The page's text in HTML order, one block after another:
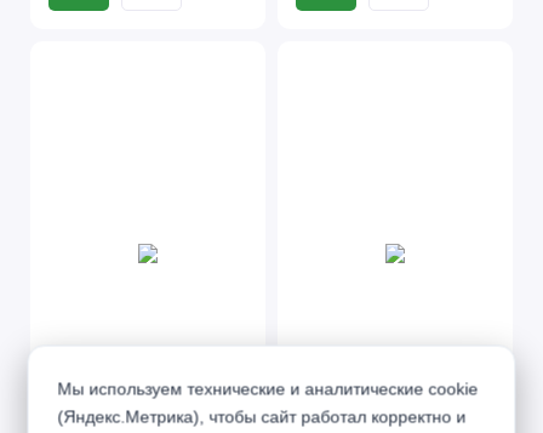
Мы используем технические и аналитические cookie
(Яндекс.Метрика), чтобы сайт работал корректно и